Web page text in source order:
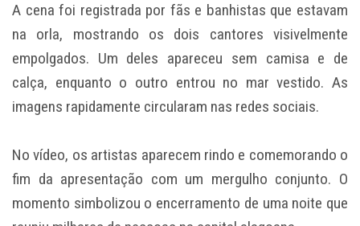
A cena foi registrada por fãs e banhistas que estavam
na orla, mostrando os dois cantores visivelmente
empolgados. Um deles apareceu sem camisa e de
calça, enquanto o outro entrou no mar vestido. As
imagens rapidamente circularam nas redes sociais.
No vídeo, os artistas aparecem rindo e comemorando o
fim da apresentação com um mergulho conjunto. O
momento simbolizou o encerramento de uma noite que